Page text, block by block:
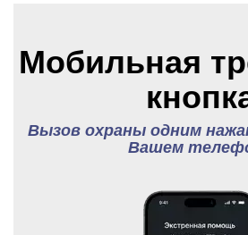
Мобильная
Вызов охраны одним
Вашем